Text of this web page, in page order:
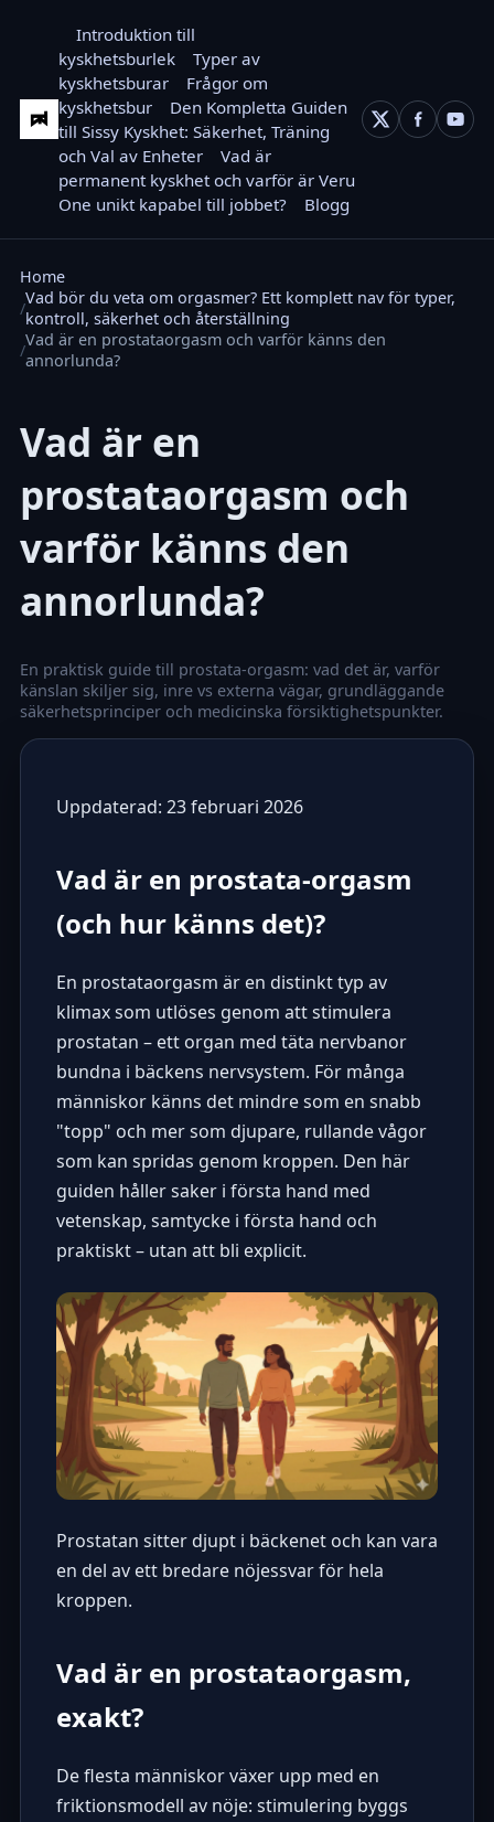
Introduktion till
kyskhetsburlek
Typer av
kyskhetsburar
Frågor om
kyskhetsbur
Den Kompletta Guiden
till Sissy Kyskhet: Säkerhet, Träning
och Val av Enheter
Vad är
permanent kyskhet och varför är Veru
One unikt kapabel till jobbet?
Blogg
Home
Vad bör du veta om orgasmer? Ett komplett nav för typer,
kontroll, säkerhet och återställning
Vad är en prostataorgasm och varför känns den
annorlunda?
Vad är en
prostataorgasm och
varför känns den
annorlunda?
En praktisk guide till prostata-orgasm: vad det är, varför
känslan skiljer sig, inre vs externa vägar, grundläggande
säkerhetsprinciper och medicinska försiktighetspunkter.
Uppdaterad: 23 februari 2026
Vad är en prostata-orgasm
(och hur känns det)?
En prostataorgasm är en distinkt typ av
klimax som utlöses genom att stimulera
prostatan – ett organ med täta nervbanor
bundna i bäckens nervsystem. För många
människor känns det mindre som en snabb
"topp" och mer som djupare, rullande vågor
som kan spridas genom kroppen. Den här
guiden håller saker i första hand med
vetenskap, samtycke i första hand och
praktiskt – utan att bli explicit.
Prostatan sitter djupt i bäckenet och kan vara
en del av ett bredare nöjessvar för hela
kroppen.
Vad är en prostataorgasm,
exakt?
De flesta människor växer upp med en
friktionsmodell av nöje: stimulering byggs